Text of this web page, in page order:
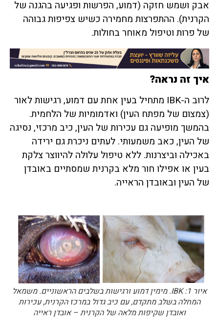
אבק ושמש חזקה (דמוע, הפרשות ופגיעה בהגנה של
הקרנית). ההתפרצות מחמירה כשיש צפיפות גבוהה
של פרות וטיפול מאוחר בחולות.
איך זה נראה?
לרוב ה-IBK מתחיל בעין אחת עם דמוע, רגישות לאור
(צמצום של מפתח העין) ואדמומיות של הלחמית.
בהמשך מופיעה גם עכירות של העין, כיב מרכזי, נסיגה
של העין, כאב משמעותי. לעתים ניכרת גם ירידה
באכילה וביצרנות. ללא טיפול עלולה להיווצר צלקת
בעין או אפילו חור מלא בקרנית שמסתיים באובדן
של העין ובאובדן הראייה.
איור 1: IBK. מימין דמוע ורגישות בשלבים הראשוניים. משמאל
המחלה בשלב מתקדם, עם כיב גדול במרכז הקרנית, עכירות
ואובדן שקיפות מלאה של הקרנית – אובדן ראייה